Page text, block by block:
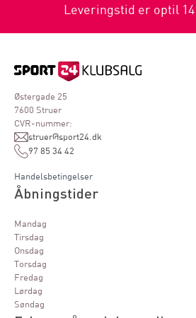
Leveringstid er optil 14
Østergade 25
7600 Struer
CVR-nummer:
struer@sport24.dk
97 85 34 42
Handelsbetingelser
Åbningstider
Mandag
Tirsdag
Onsdag
Torsdag
Fredag
Lørdag
Søndag